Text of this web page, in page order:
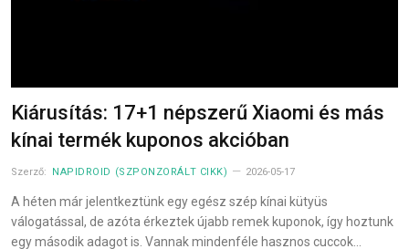
Kiárusítás: 17+1 népszerű Xiaomi és más
kínai termék kuponos akcióban
Szerző: NAPIDROID (SZPONZORÁLT CIKK) 2026-05-17
A héten már jelentkeztünk egy egész szép kínai kütyüs
válogatással, de azóta érkeztek újabb remek kuponok, így hoztunk
egy második adagot is. Vannak mindenféle hasznos cuccok…